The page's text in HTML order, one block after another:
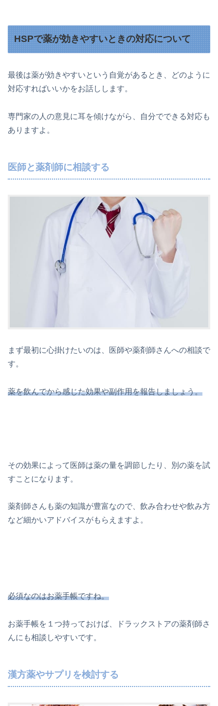
HSPで薬が効きやすいときの対応について
最後は薬が効きやすいという自覚があるとき、どのように
対応すればいいかをお話しします。
専門家の人の意見に耳を傾けながら、自分でできる対応も
ありますよ。
医師と薬剤師に相談する
まず最初に心掛けたいのは、医師や薬剤師さんへの相談で
す。
薬を飲んでから感じた効果や副作用を報告しましょう。
その効果によって医師は薬の量を調節したり、別の薬を試
すことになります。
薬剤師さんも薬の知識が豊富なので、飲み合わせや飲み方
など細かいアドバイスがもらえますよ。
必須なのはお薬手帳ですね。
お薬手帳を１つ持っておけば、ドラックストアの薬剤師さ
んにも相談しやすいです。
漢方薬やサプリを検討する